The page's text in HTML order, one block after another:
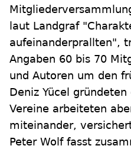
laut Landgraf
aufeinanderprallten",
Angaben 60 bis 70
und Autoren um den
Deniz Yücel
Vereine arbeiteten
miteinander,
Peter Wolf fasst